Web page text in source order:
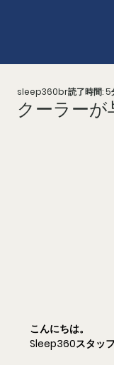
クーラーが
sleep360br読了時間: 5
こんにちは。
Sleep360スタッフ